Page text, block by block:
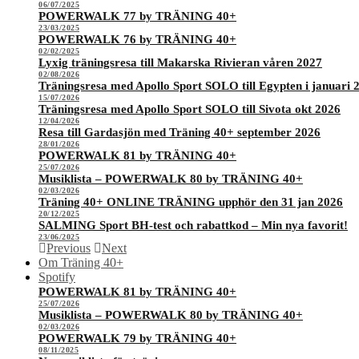
06/07/2025
POWERWALK 77 by TRÄNING 40+
23/03/2025
POWERWALK 76 by TRÄNING 40+
02/02/2025
Lyxig träningsresa till Makarska Rivieran våren 2027
02/08/2026
Träningsresa med Apollo Sport SOLO till Egypten i januari
15/07/2026
Träningsresa med Apollo Sport SOLO till Sivota okt 2026
12/04/2026
Resa till Gardasjön med Träning 40+ september 2026
28/01/2026
POWERWALK 81 by TRÄNING 40+
25/07/2026
Musiklista – POWERWALK 80 by TRÄNING 40+
02/03/2026
Träning 40+ ONLINE TRÄNING upphör den 31 jan 2026
20/12/2025
SALMING Sport BH-test och rabattkod – Min nya favorit!
23/06/2025
Previous
Next
Om Träning 40+
Spotify
POWERWALK 81 by TRÄNING 40+
25/07/2026
Musiklista – POWERWALK 80 by TRÄNING 40+
02/03/2026
POWERWALK 79 by TRÄNING 40+
08/11/2025